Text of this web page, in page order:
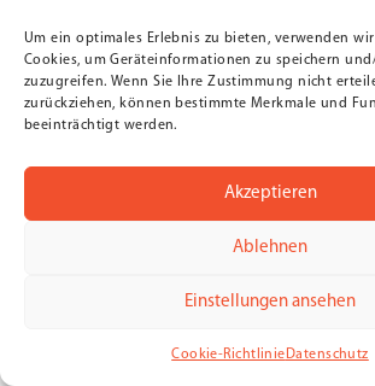
Um ein optimales Erlebnis zu bieten, verwenden
Cookies, um Geräteinformationen zu speichern
zuzugreifen. Wenn Sie Ihre Zustimmung nicht
zurückziehen, können bestimmte Merkmale und
beeinträchtigt werden.
Akzeptieren
Ablehnen
Einstellungen ansehen
Cookie-Richtlinie Datenschutz